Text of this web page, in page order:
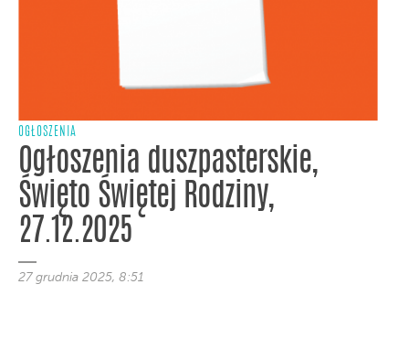
OGŁOSZENIA
Ogłoszenia duszpasterskie,
Święto Świętej Rodziny,
27.12.2025
27 grudnia 2025, 8:51